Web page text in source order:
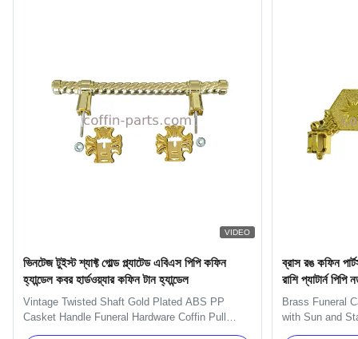
VIDEO
ভিনটেজ টুইস্ট শ্যাফ্ট গোল্ড প্ল্যাটেড এবিএস পিপি কফিন
হ্যান্ডেল কবর হার্ডওয়্যার কফিন টান হ্যান্ডেল
Vintage Twisted Shaft Gold Plated ABS PP
Casket Handle Funeral Hardware Coffin Pull
Handle ABS and PP Plastic Material Coffin
ব্রাস রঙ কফিন
রাশি প্যাটার্ন পিপি
Brass Funeral
with Sun and
One set